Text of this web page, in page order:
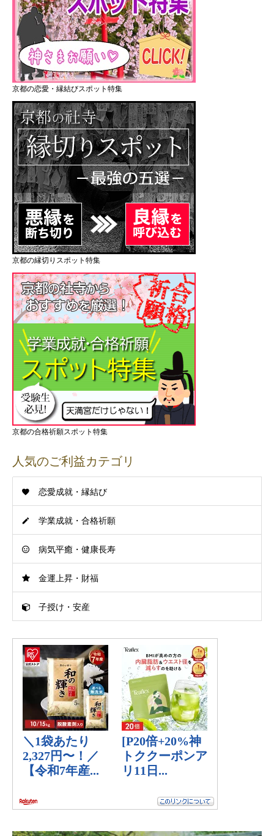
京都の恋愛・縁結びスポット特集
京都の縁切りスポット特集
京都の合格祈願スポット特集
人気のご利益カテゴリ
恋愛成就・縁結び
学業成就・合格祈願
病気平癒・健康長寿
金運上昇・財福
子授け・安産